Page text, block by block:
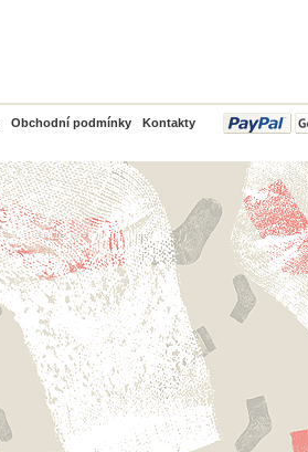
Obchodní podmínky Kontakty
PayPal